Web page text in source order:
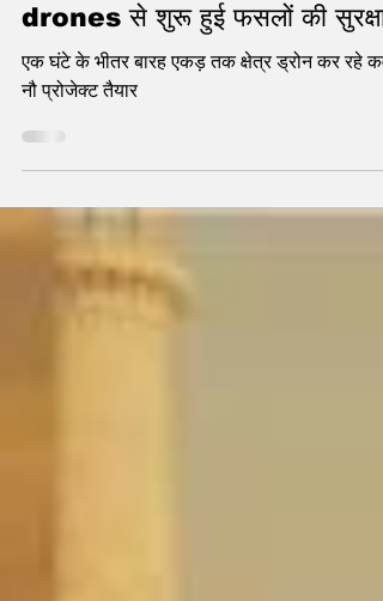
हाईटेक बने यूपी के किसान, राजधानी
समेत 6 जिलों में High-capacity
drones से शुरू हुई फसलों की सुरक्षा
एक घंटे के भीतर बारह एकड़ तक क्षेत्र ड्रोन कर रहे